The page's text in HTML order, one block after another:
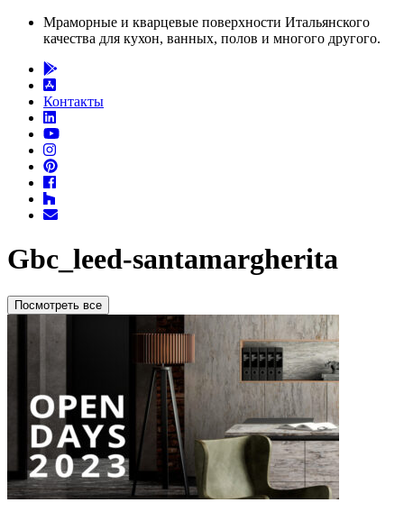
Мраморные и кварцевые поверхности Итальянского
качества для кухон, ванных, полов и многого другого.
Контакты
Gbc_leed-santamargherita
Посмотреть все